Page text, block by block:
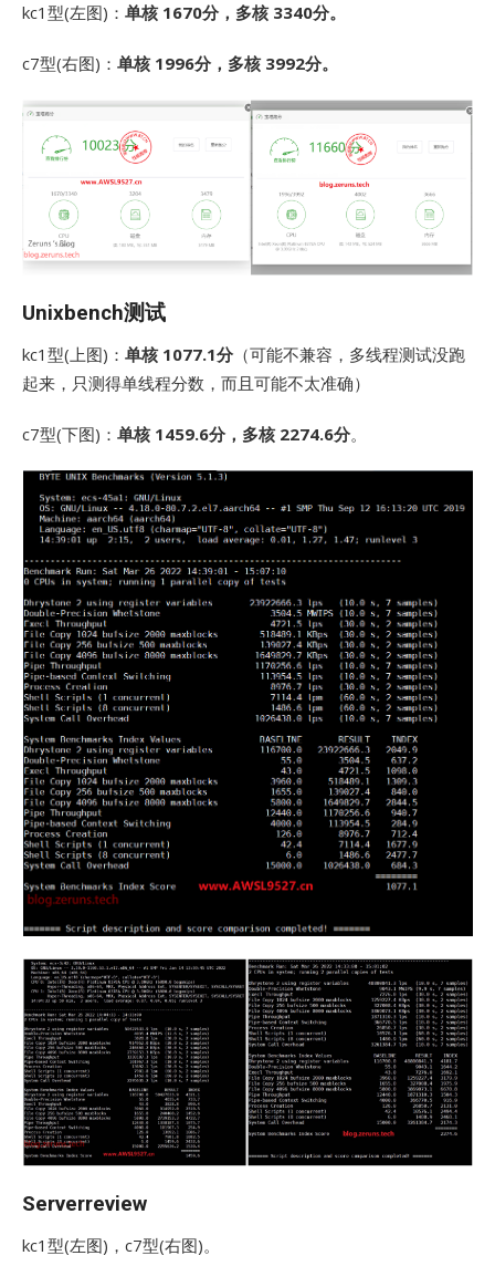
kc1型(左图)： 单核 1670分，多核 3340分。
c7型(右图)： 单核 1996分，多核 3992分。
Unixbench测试
kc1型(上图)： 单核 1077.1分（可能不兼容，多线程测试没跑
起来，只测得单线程分数，而且可能不太准确）
c7型(下图)： 单核 1459.6分，多核 2274.6分。
Serverreview
kc1型(左图)，c7型(右图)。